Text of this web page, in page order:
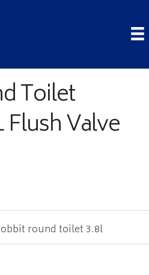
Toilet
Flush Valve
round toilet 3.8l